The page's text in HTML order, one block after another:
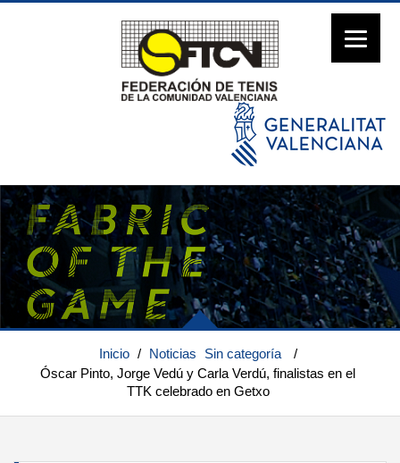
Inicio / Noticias Sin categoría
/
Óscar Pinto, Jorge Vedú y Carla Verdú, finalistas en el
TTK celebrado en Getxo